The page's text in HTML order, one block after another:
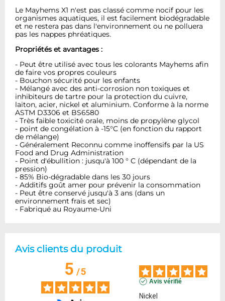
Le Mayhems X1 n'est pas classé comme nocif pour les
organismes aquatiques, il est facilement biodégradable
et ne restera pas dans l'environnement ou ne polluera
pas les nappes phréatiques.
Propriétés et avantages :
- Peut être utilisé avec tous les colorants Mayhems afin
de faire vos propres couleurs
- Bouchon sécurité pour les enfants
- Mélangé avec des anti-corrosion non toxiques et
inhibiteurs de tartre pour la protection du cuivre,
laiton, acier, nickel et aluminium. Conforme à la norme
ASTM D3306 et BS6580
- Très faible toxicité orale, moins de propylène glycol
- point de congélation à -15°C (en fonction du rapport
de mélange)
- Généralement Reconnu comme inoffensifs par la US
Food and Drug Administration
- Point d'ébullition : jusqu'à 100 ° C (dépendant de la
pression)
- 85% Bio-dégradable dans les 30 jours
- Additifs goût amer pour prévenir la consommation
- Peut être conservé jusqu'à 3 ans (dans un
environnement frais et sec)
- Fabriqué au Royaume-Uni
Avis clients du produit
5/5
Avis vérifié
Nickel